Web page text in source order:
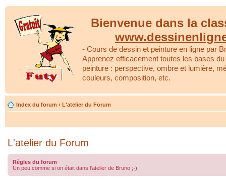
Bienvenue dans la
- Cours de dessin et peinture en ligne par
Apprenez efficacement toutes les bases
peinture : perspective, ombre et lumière,
couleurs, composition, etc.
Index du forum ‹ L'atelier du Forum
L'atelier du Forum
Règles du forum
Un peu comme si on était dans l'atelier de Bruno ;-)